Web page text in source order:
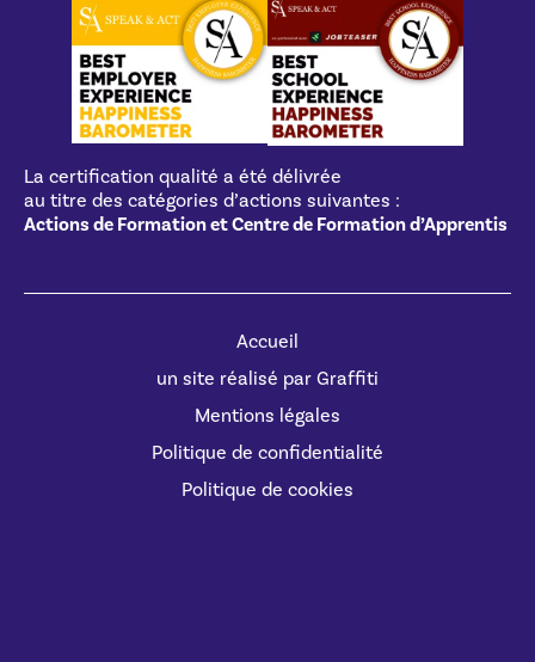
La certification qualité a été délivrée
au titre des catégories d’actions suivantes :
Actions de Formation et Centre de Formation d’Apprentis
Accueil
un site réalisé par Graffiti
Mentions légales
Politique de confidentialité
Politique de cookies